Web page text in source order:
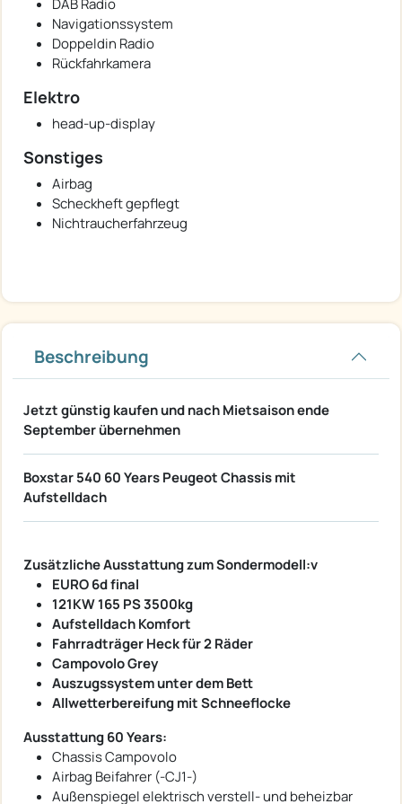
DAB Radio
Navigationssystem
Doppeldin Radio
Rückfahrkamera
Elektro
head-up-display
Sonstiges
Airbag
Scheckheft gepflegt
Nichtraucherfahrzeug
Beschreibung
Jetzt günstig kaufen und nach Mietsaison ende
September übernehmen
Boxstar 540 60 Years Peugeot Chassis mit
Aufstelldach
Zusätzliche Ausstattung zum Sondermodell:v
EURO 6d final
121KW 165 PS 3500kg
Aufstelldach Komfort
Fahrradträger Heck für 2 Räder
Campovolo Grey
Auszugssystem unter dem Bett
Allwetterbereifung mit Schneeflocke
Ausstattung 60 Years:
Chassis Campovolo
Airbag Beifahrer (-CJ1-)
Außenspiegel elektrisch verstell- und beheizbar